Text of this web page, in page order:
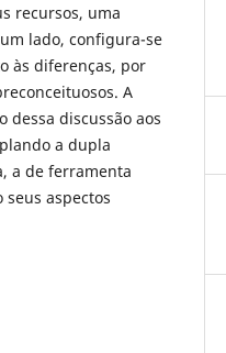
recursos, uma
lado, configura-se
às diferenças, por
A
dessa discussão aos
a dupla
a de ferramenta
aspectos